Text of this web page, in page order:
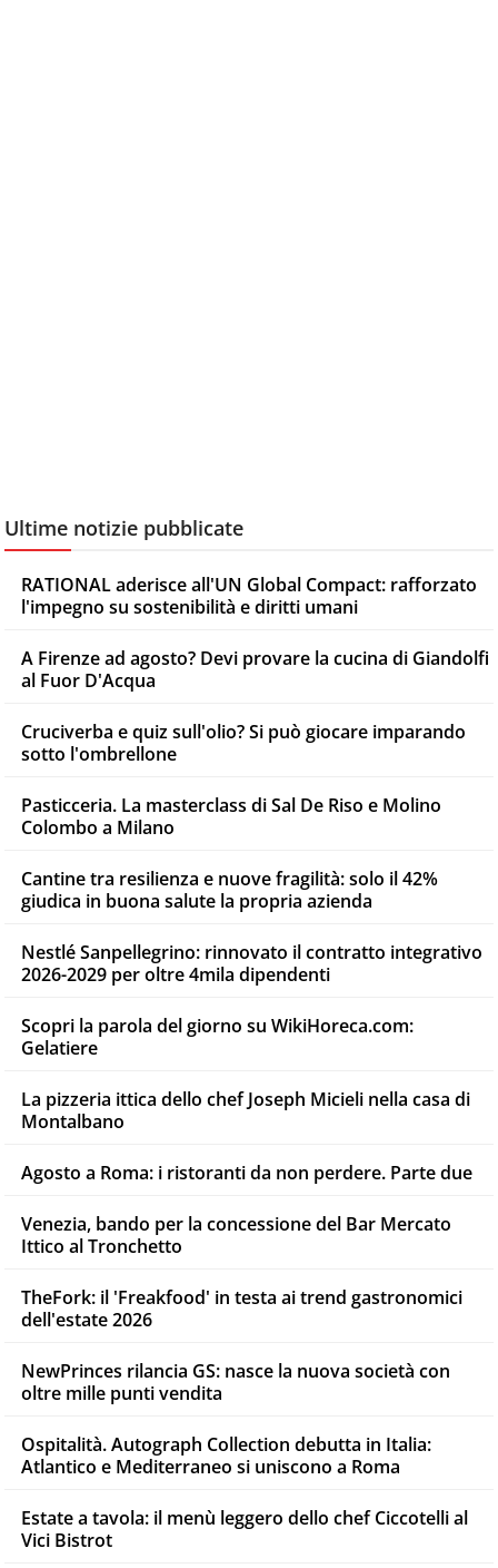
Ultime notizie pubblicate
RATIONAL aderisce all'UN Global Compact: rafforzato
l'impegno su sostenibilità e diritti umani
A Firenze ad agosto? Devi provare la cucina di Giandolfi
al Fuor D'Acqua
Cruciverba e quiz sull'olio? Si può giocare imparando
sotto l'ombrellone
Pasticceria. La masterclass di Sal De Riso e Molino
Colombo a Milano
Cantine tra resilienza e nuove fragilità: solo il 42%
giudica in buona salute la propria azienda
Nestlé Sanpellegrino: rinnovato il contratto integrativo
2026-2029 per oltre 4mila dipendenti
Scopri la parola del giorno su WikiHoreca.com:
Gelatiere
La pizzeria ittica dello chef Joseph Micieli nella casa di
Montalbano
Agosto a Roma: i ristoranti da non perdere. Parte due
Venezia, bando per la concessione del Bar Mercato
Ittico al Tronchetto
TheFork: il 'Freakfood' in testa ai trend gastronomici
dell'estate 2026
NewPrinces rilancia GS: nasce la nuova società con
oltre mille punti vendita
Ospitalità. Autograph Collection debutta in Italia:
Atlantico e Mediterraneo si uniscono a Roma
Estate a tavola: il menù leggero dello chef Ciccotelli al
Vici Bistrot